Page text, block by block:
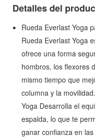
Detalles del
Rueda Everlast Yoga
Rueda Everlast Yoga
ofrece una forma
hombros, los flexores
mismo tiempo que
columna y la
Yoga Desarrolla el
espalda, lo que te
ganar confianza en